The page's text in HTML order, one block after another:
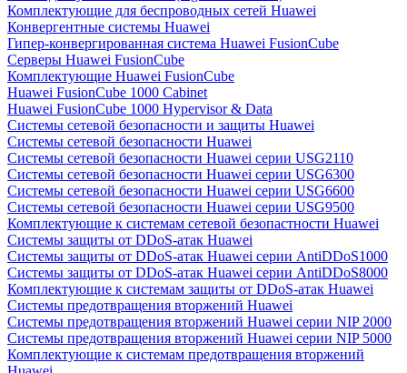
Комплектующие для беспроводных сетей Huawei
Конвергентные системы Huawei
Гипер-конвергированная система Huawei FusionCube
Серверы Huawei FusionCube
Комплектующие Huawei FusionCube
Huawei FusionCube 1000 Cabinet
Huawei FusionCube 1000 Hypervisor & Data
Системы сетевой безопасности и защиты Huawei
Системы сетевой безопасности Huawei
Системы сетевой безопасности Huawei серии USG2110
Системы сетевой безопасности Huawei серии USG6300
Системы сетевой безопасности Huawei серии USG6600
Системы сетевой безопасности Huawei серии USG9500
Комплектующие к системам сетевой безопастности Huawei
Системы защиты от DDoS-атак Huawei
Системы защиты от DDoS-атак Huawei серии AntiDDoS1000
Системы защиты от DDoS-атак Huawei серии AntiDDoS8000
Комплектующие к системам защиты от DDoS-атак Huawei
Системы предотвращения вторжений Huawei
Системы предотвращения вторжений Huawei серии NIP 2000
Системы предотвращения вторжений Huawei серии NIP 5000
Комплектующие к системам предотвращения вторжений